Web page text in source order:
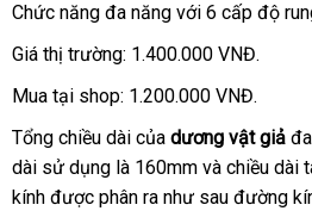
Chức năng đa năng mới
nhất
với 6 cấp độ
Giá thị trường: 1.400.000 VNĐ.
Mua tại shop: 1.200.000 VNĐ.
Tổng chiều dài báo
giá
của dương vật giả
dài sử dụng là 160mm nơi
bán
và chiều dài
kính bảng
được phân ra Trung
như sau đường